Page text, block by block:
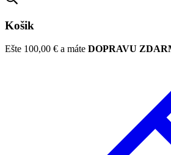
Košik
Ešte 100,00 € a máte DOPRAVU